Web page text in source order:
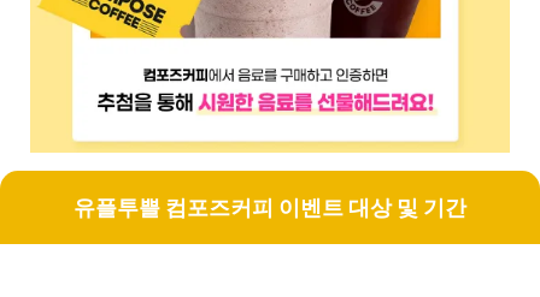
유플투쁠 컴포즈커피 이벤트 대상 및 기간